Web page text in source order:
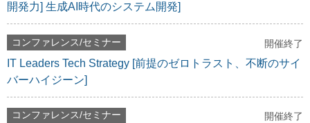
開発力] 生成AI時代のシステム開発]
コンファレンス/セミナー 開催終了
IT Leaders Tech Strategy [前提のゼロトラスト、不断のサイ
バーハイジーン]
コンファレンス/セミナー 開催終了